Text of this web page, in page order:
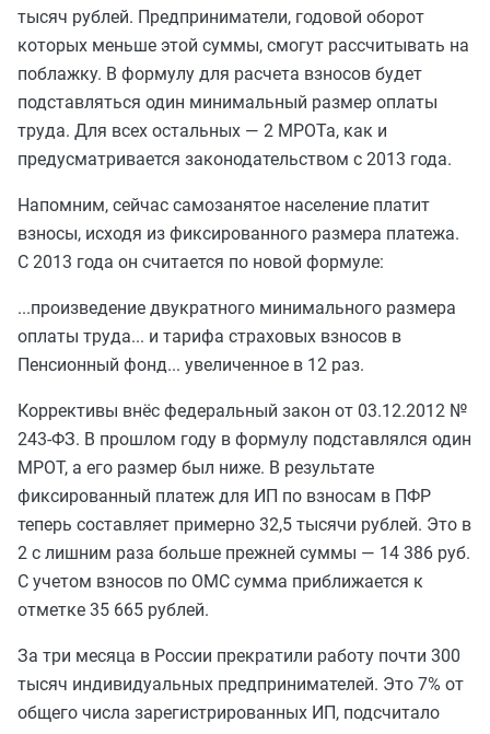
тысяч рублей. Предприниматели, годовой оборот
которых меньше этой суммы, смогут рассчитывать на
поблажку. В формулу для расчета взносов будет
подставляться один минимальный размер оплаты
труда. Для всех остальных — 2 МРОТа, как и
предусматривается законодательством с 2013 года.
Напомним, сейчас самозанятое население платит
взносы, исходя из фиксированного размера платежа.
С 2013 года он считается по новой формуле:
...произведение двукратного минимального размера
оплаты труда... и тарифа страховых взносов в
Пенсионный фонд... увеличенное в 12 раз.
Коррективы внёс федеральный закон от 03.12.2012 №
243-ФЗ. В прошлом году в формулу подставлялся один
МРОТ, а его размер был ниже. В результате
фиксированный платеж для ИП по взносам в ПФР
теперь составляет примерно 32,5 тысячи рублей. Это в
2 с лишним раза больше прежней суммы — 14 386 руб.
С учетом взносов по ОМС сумма приближается к
отметке 35 665 рублей.
За три месяца в России прекратили работу почти 300
тысяч индивидуальных предпринимателей. Это 7% от
общего числа зарегистрированных ИП, подсчитало